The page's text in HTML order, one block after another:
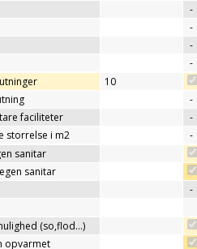
-
-
-
-
10
-
faciliteter -
storrelse i m2 -
sanitar
sanitar
-
(so,flod...)
opvarmet